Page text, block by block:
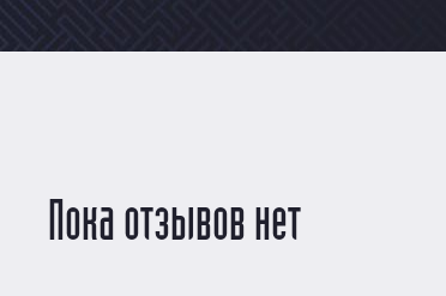
Пока отзывов нет